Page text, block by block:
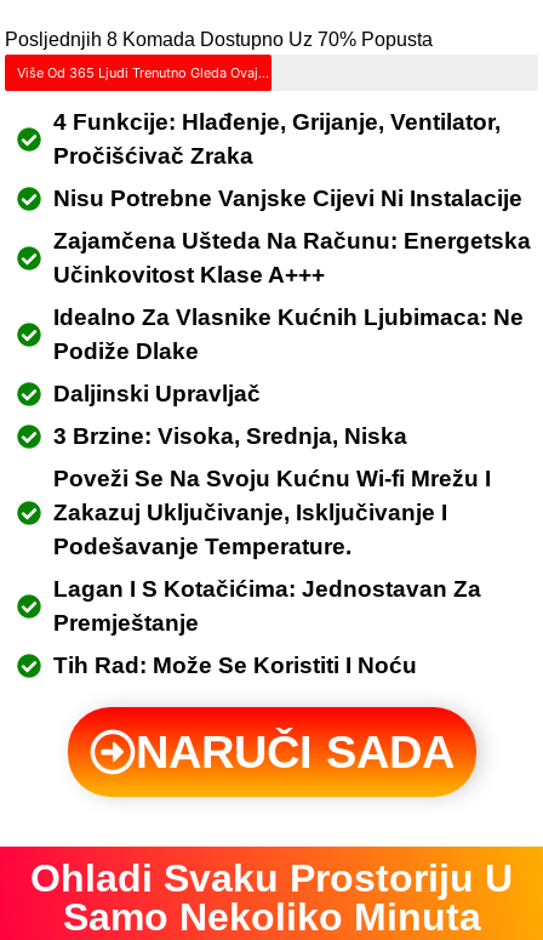
Posljednjih 8 Komada Dostupno Uz 70% Popusta
Više Od 365 Ljudi Trenutno Gleda Ovaj Proizvod – Požuri Prije Nego Što Se Rasproda!
4 Funkcije: Hlađenje, Grijanje, Ventilator,
Pročišćivač Zraka
Nisu Potrebne Vanjske Cijevi Ni Instalacije
Zajamčena Ušteda Na Računu: Energetska
Učinkovitost Klase A+++
Idealno Za Vlasnike Kućnih Ljubimaca: Ne
Podiže Dlake
Daljinski Upravljač
3 Brzine: Visoka, Srednja, Niska
Poveži Se Na Svoju Kućnu Wi-fi Mrežu I
Zakazuj Uključivanje, Isključivanje I
Podešavanje Temperature.
Lagan I S Kotačićima: Jednostavan Za
Premještanje
Tih Rad: Može Se Koristiti I Noću
NARUČI SADA
Ohladi Svaku Prostoriju U
Samo Nekoliko Minuta